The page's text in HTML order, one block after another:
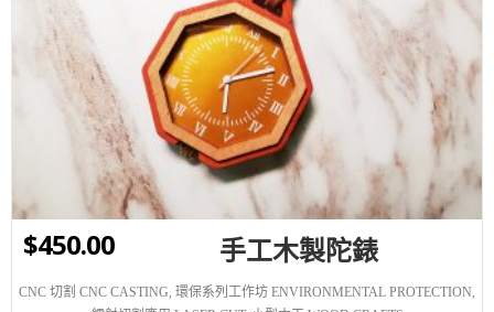
WISHLIST
$450.00 手工木製陀錶
CNC 切割 CNC CASTING 環保系列工作坊 ENVIRONMENTAL PROTECTION